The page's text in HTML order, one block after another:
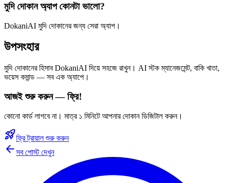
মুদি দোকান অ্যাপ কোনটা ভালো?
DokaniAI মুদি দোকানের জন্য সেরা অ্যাপ।
উপসংহার
মুদি দোকানের হিসাব DokaniAI দিয়ে সহজে রাখুন। AI স্টক ম্যানেজমেন্ট, বাকি খাতা,
ভয়েস কমান্ড — সব এক অ্যাপে।
আজই শুরু করুন — ফ্রি!
কোনো কার্ড লাগবে না। মাত্র ১ মিনিটে আপনার দোকান ডিজিটাল করুন।
rocket_launchফ্রি ট্রায়াল শুরু করুন
arrow_back সব পোস্ট দেখুন